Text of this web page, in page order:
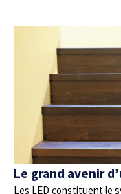
Le grand avenir
Les LED constituent le